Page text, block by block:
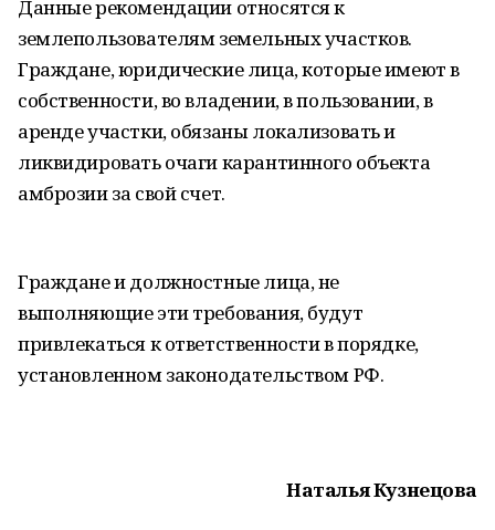
Данные рекомендации относятся к
землепользователям земельных участков.
Граждане, юридические лица, которые имеют в
собственности, во владении, в пользовании, в
аренде участки, обязаны локализовать и
ликвидировать очаги карантинного объекта
амброзии за свой счет.
Граждане и должностные лица, не
выполняющие эти требования, будут
привлекаться к ответственности в порядке,
установленном законодательством РФ.
Наталья Кузнецова